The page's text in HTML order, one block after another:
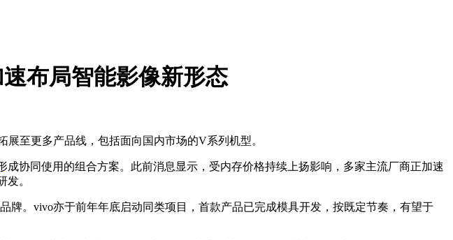
布局智能影像新形态
至更多产品线，包括面向国内市场的V系列机型。
成协同使用的组合方案。此前消息显示，受内存价格持续上扬影响，多家主流厂商正加速
。
。vivo亦于前年年底启动同类项目，首款产品已完成模具开发，按既定节奏，有望于